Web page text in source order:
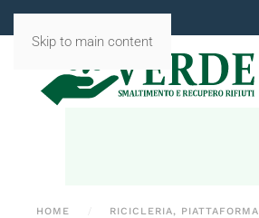
Skip to main content
HOME RICICLERIA,